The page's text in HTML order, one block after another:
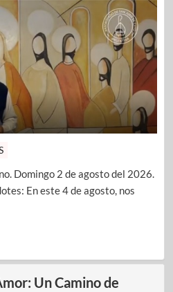
Domingo 2 de agosto del 2026.
En este 4 de agosto, nos
Un Camino de